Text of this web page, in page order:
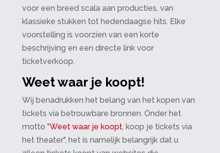
voor een breed scala aan producties, van
klassieke stukken tot hedendaagse hits. Elke
voorstelling is voorzien van een korte
beschrijving en een directe link voor
ticketverkoop.
Weet waar je koopt!
Wij benadrukken het belang van het kopen van
tickets via betrouwbare bronnen. Onder het
motto "Weet waar je koopt, koop je tickets via
het theater", het is namelijk belangrijk dat u